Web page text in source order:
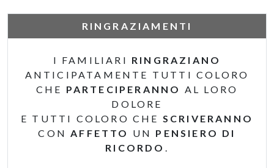
RINGRAZIAMENTI
I FAMILIARI RINGRAZIANO
ANTICIPATAMENTE TUTTI COLORO
CHE PARTECIPERANNO AL LORO
DOLORE
E TUTTI COLORO CHE SCRIVERANNO
CONAFFETTO UN PENSIERO DI
RICORDO .